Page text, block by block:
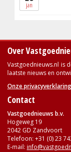
jan
Over
Vastgoednieuws.nl is
laatste nieuws en
Onze privacyverklaring
Contact
Vastgoednieuws b.v.
Hogeweg 19
2042 GD Zandvoort
Telefoon: +31 (0) 23
E-mail: